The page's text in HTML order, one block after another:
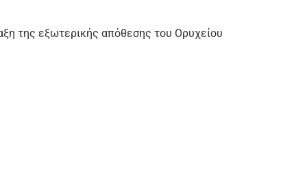
της εξωτερικής απόθεσης του Ορυχείου